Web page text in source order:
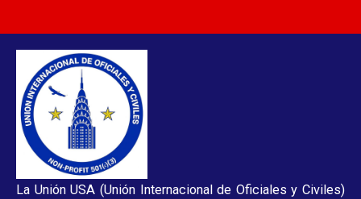
La Unión USA (Unión Internacional de Oficiales y Civiles)